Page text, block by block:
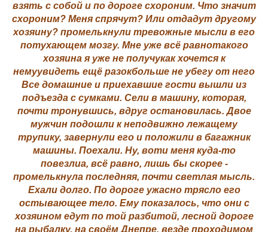
взять с собой и по дороге схороним. Что значит
схороним? Меня спрячут? Или отдадут другому
хозяину? промелькнули тревожные мысли в его
потухающем мозгу. Мне уже всё равнотакого
хозяина я уже не получукак хочется к
немуувидеть ещё разокбольше не убегу от него
Все домашние и приехавшие гости вышли из
подъезда с сумками. Сели в машину, которая,
почти тронувшись, вдруг остановилась. Двое
мужчин подошли к неподвижно лежащему
трупику, завернули его и положили в багажник
машины. Поехали. Ну, воти меня куда-то
повезлиа, всё равно, лишь бы скорее -
промелькнула последняя, почти светлая мысль.
Ехали долго. По дороге ужасно трясло его
остывающее тело. Ему показалось, что они с
хозяином едут по той разбитой, лесной дороге
на рыбалку, на своём Днепре, везде проходимом